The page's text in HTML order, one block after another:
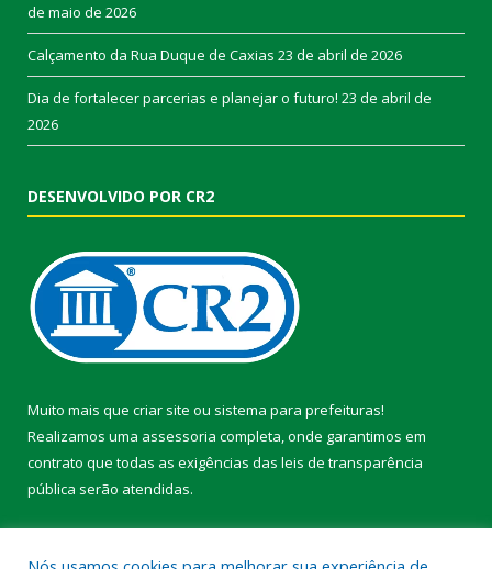
de maio de 2026
Calçamento da Rua Duque de Caxias 23 de abril de 2026
Dia de fortalecer parcerias e planejar o futuro! 23 de abril de
2026
DESENVOLVIDO POR CR2
Muito mais que criar site ou sistema para prefeituras!
Realizamos uma assessoria completa, onde garantimos em
contrato que todas as exigências das leis de transparência
pública serão atendidas.